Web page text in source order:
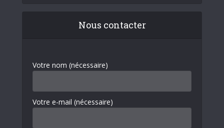
Nous contacter
Votre nom (nécessaire)
Votre e-mail (nécessaire)